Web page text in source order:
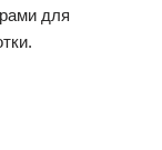
для